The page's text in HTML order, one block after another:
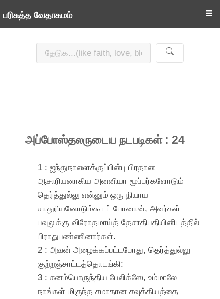
பரிசுத்த வேதாகமம் ☰
அப்போஸ்தலருடைய நடபடிகள் : 24
1 : ஐந்துநாளைக்குப்பின்பு பிரதான
ஆசாரியனாகிய அனனியா மூப்பர்களோடும்
தெர்த்துல்லு என்னும் ஒரு நியாய
சாதுரியனோடும்கூடப் போனான், அவர்கள்
பவுலுக்கு விரோதமாய்த் தேசாதிபதியினிடத்தில்
பிராதுபண்ணினார்கள்.
2 : அவன் அழைக்கப்பட்டபோது, தெர்த்துல்லு
குற்றஞ்சாட்டத்தொடங்கி:
3 : கனம்பொருந்திய பேலிக்ஸே, உம்மாலே
நாங்கள் மிகுந்த சமாதான சவுக்கியத்தை